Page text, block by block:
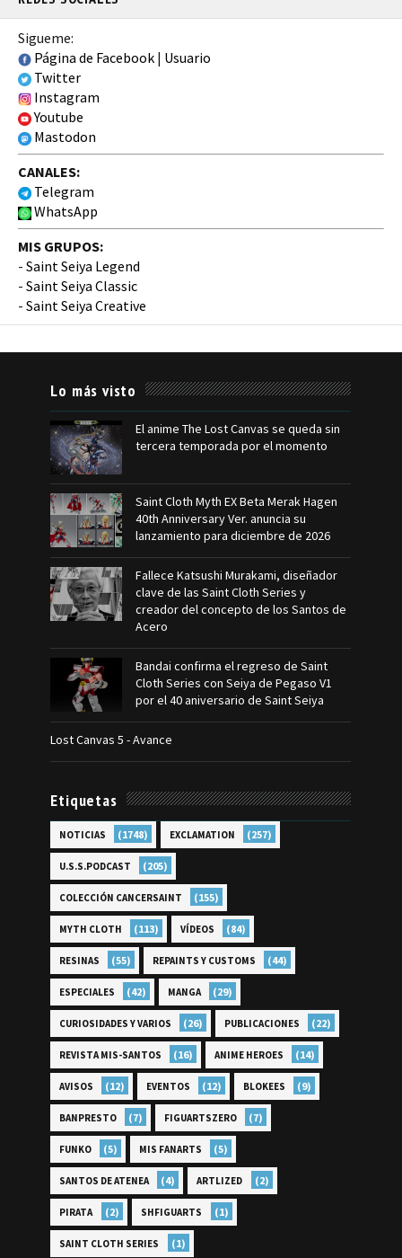
Sigueme:
Página de Facebook | Usuario
Twitter
Instagram
Youtube
Mastodon
CANALES:
Telegram
WhatsApp
MIS GRUPOS:
- Saint Seiya Legend
- Saint Seiya Classic
- Saint Seiya Creative
Lo más visto
El anime The Lost Canvas se queda sin
tercera temporada por el momento
Saint Cloth Myth EX Beta Merak Hagen
40th Anniversary Ver. anuncia su
lanzamiento para diciembre de 2026
Fallece Katsushi Murakami, diseñador
clave de las Saint Cloth Series y
creador del concepto de los Santos de
Acero
Bandai confirma el regreso de Saint
Cloth Series con Seiya de Pegaso V1
por el 40 aniversario de Saint Seiya
Lost Canvas 5 - Avance
Etiquetas
NOTICIAS (1748) EXCLAMATION (257)
U.S.S.PODCAST (205)
COLECCIÓN CANCERSAINT (155)
MYTH CLOTH (113) VÍDEOS (84)
RESINAS (55) REPAINTS Y CUSTOMS (44)
ESPECIALES (42) MANGA (29)
CURIOSIDADES Y VARIOS (26) PUBLICACIONES (22)
REVISTA MIS-SANTOS (16) ANIME HEROES (14)
AVISOS (12) EVENTOS (12) BLOKEES (9)
BANPRESTO (7) FIGUARTSZERO (7)
FUNKO (5) MIS FANARTS (5)
SANTOS DE ATENEA (4) ARTLIZED (2)
PIRATA (2) SHFIGUARTS (1)
SAINT CLOTH SERIES (1)